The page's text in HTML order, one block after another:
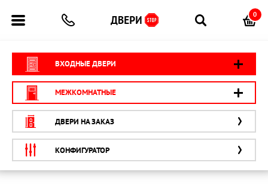
0
ВХОДНЫЕ ДВЕРИ
МЕЖКОМНАТНЫЕ
ДВЕРИ НА ЗАКАЗ
КОНФИГУРАТОР